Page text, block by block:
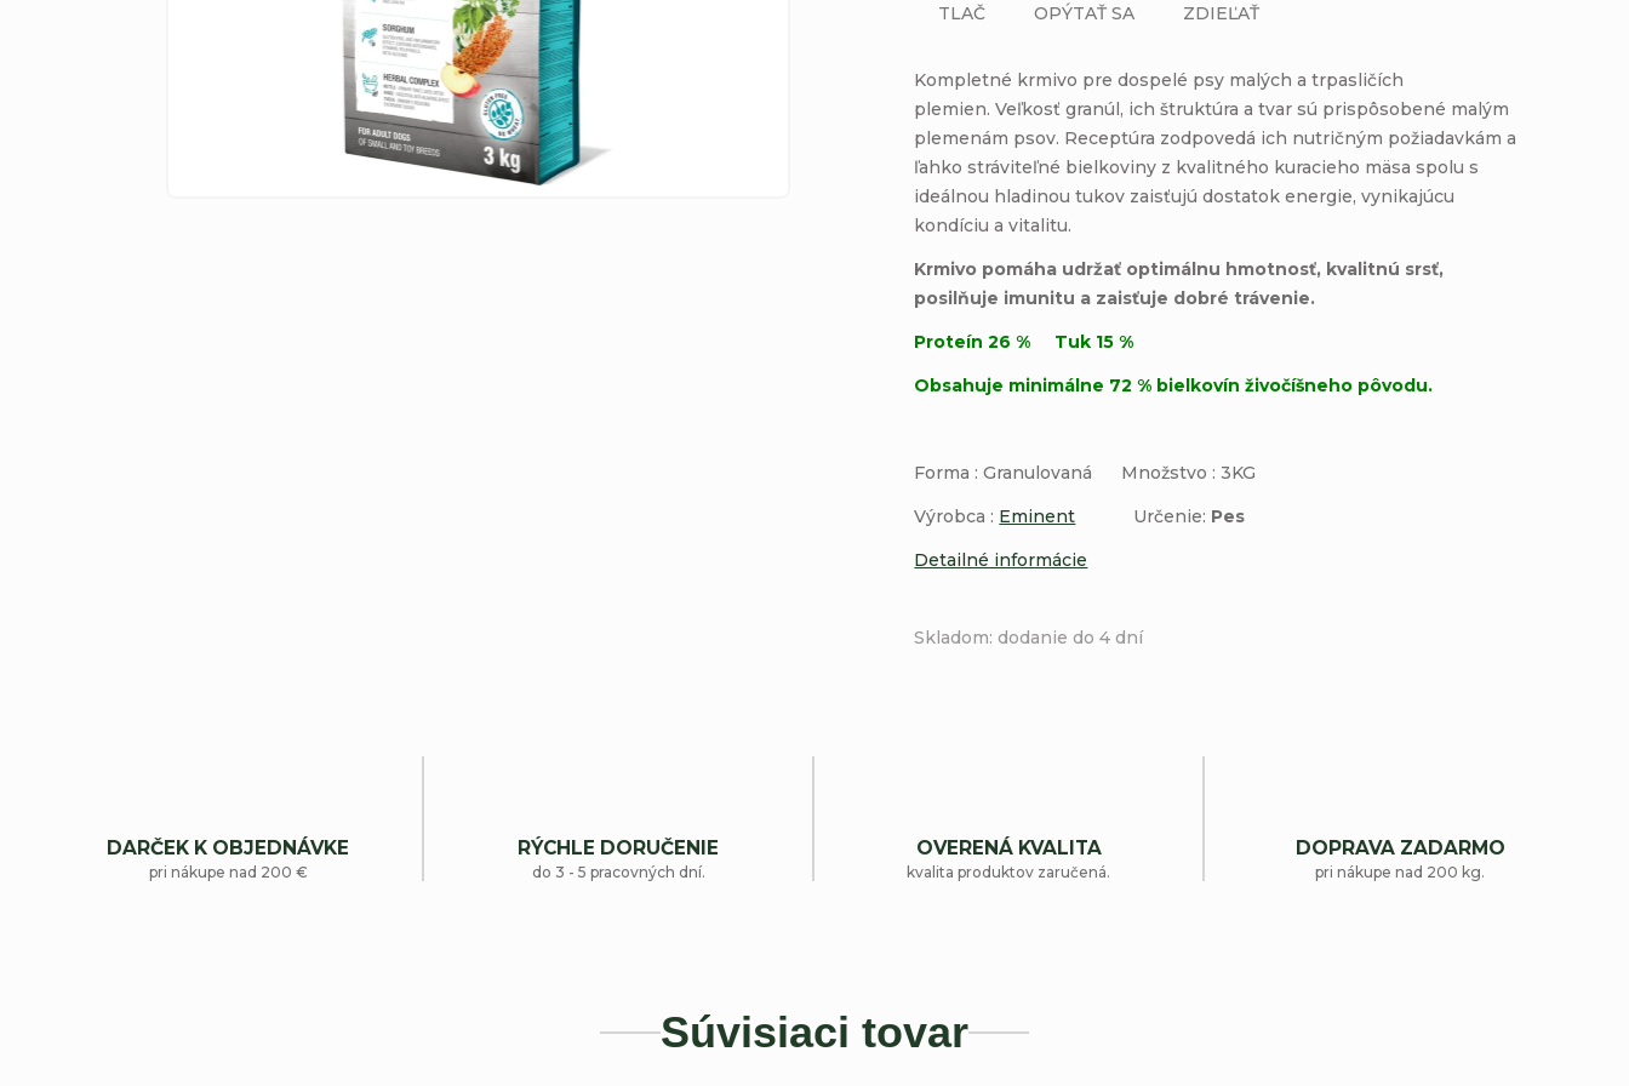
Skladom: dodanie do 4 dní
Kompletné krmivo pre dospelé psy malých a trpasličích
plemien.Veľkosť granúl, ich štruktúra a tvar sú prispôsobené malým
plemenám psov. Receptúra zodpovedá ich nutričným požiadavkám a
ľahko stráviteľné bielkoviny z kvalitného kuracieho mäsa spolu s
ideálnou hladinou tukov zaisťujú dostatok energie, vynikajúcu
kondíciu a vitalitu.
Krmivo pomáha udržať optimálnu hmotnosť, kvalitnú srsť,
posilňuje imunitu a zaisťuje dobré trávenie.
Proteín 26 % Tuk 15 %
Obsahuje minimálne 72 % bielkovín živočíšneho pôvodu.
Forma : Granulovaná Množstvo : 3KG
Výrobca : Eminent Určenie: Pes
Detailné informácie
TLAČ OPÝTAŤ SA ZDIEĽAŤ
DARČEK K OBJEDNÁVKE
pri nákupe nad 200 €
RÝCHLE DORUČENIE
do 3 - 5 pracovných dní.
OVERENÁ KVALITA
kvalita produktov zaručená.
DOPRAVA ZADARMO
pri nákupe nad 200 kg.
Súvisiaci tovar